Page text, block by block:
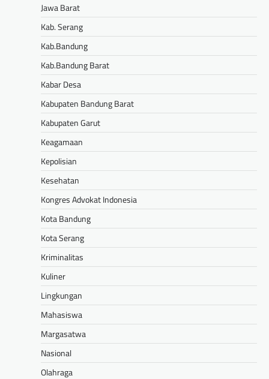
Jawa Barat
Kab. Serang
Kab.Bandung
Kab.Bandung Barat
Kabar Desa
Kabupaten Bandung Barat
Kabupaten Garut
Keagamaan
Kepolisian
Kesehatan
Kongres Advokat Indonesia
Kota Bandung
Kota Serang
Kriminalitas
Kuliner
Lingkungan
Mahasiswa
Margasatwa
Nasional
Olahraga